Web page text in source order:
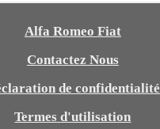
Alfa Romeo Fiat
Contactez Nous
de confidentialité
Termes d'utilisation